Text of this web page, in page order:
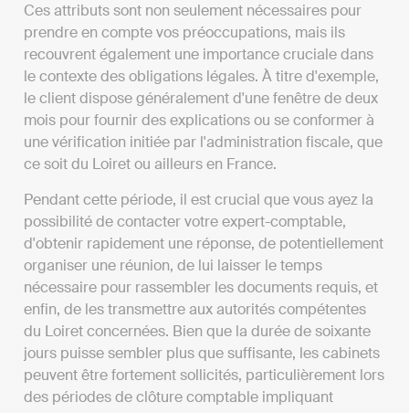
Ces attributs sont non seulement nécessaires pour
prendre en compte vos préoccupations, mais ils
recouvrent également une importance cruciale dans
le contexte des obligations légales. À titre d'exemple,
le client dispose généralement d'une fenêtre de deux
mois pour fournir des explications ou se conformer à
une vérification initiée par l'administration fiscale, que
ce soit du Loiret ou ailleurs en France.
Pendant cette période, il est crucial que vous ayez la
possibilité de contacter votre expert-comptable,
d'obtenir rapidement une réponse, de potentiellement
organiser une réunion, de lui laisser le temps
nécessaire pour rassembler les documents requis, et
enfin, de les transmettre aux autorités compétentes
du Loiret concernées. Bien que la durée de soixante
jours puisse sembler plus que suffisante, les cabinets
peuvent être fortement sollicités, particulièrement lors
des périodes de clôture comptable impliquant